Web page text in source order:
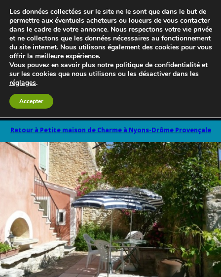
Retour à Petite maison de Charme à Nyons-Drôme Provençale
Les données collectées sur le site ne le sont que dans le but de
permettre aux éventuels acheteurs ou loueurs de vous contacter
dans le cadre de votre annonce. Nous respectons votre vie privée
et ne collectons que les données nécessaires au fonctionnement
du site internet. Nous utilisons également des cookies pour vous
offrir la meilleure expérience.
Vous pouvez en savoir plus notre politique de confidentialité et
sur les cookies que nous utilisons ou les désactiver dans les
réglages.
Accepter